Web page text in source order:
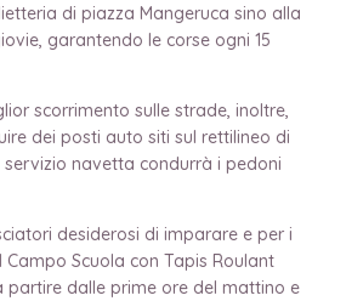
di piazza Mangeruca sino alla
garantendo le corse ogni 15
scorrimento sulle strade, inoltre,
dei posti auto siti sul rettilineo di
servizio navetta condurrà i pedoni
desiderosi di imparare e per i
Campo Scuola con Tapis Roulant
partire dalle prime ore del mattino e